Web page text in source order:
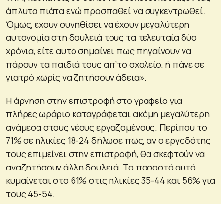
άπλυτα πιάτα ενώ προσπαθεί να συγκεντρωθεί.
Όμως, έχουν συνηθίσει να έχουν μεγαλύτερη
αυτονομία στη δουλειά τους τα τελευταία δύο
χρόνια, είτε αυτό σημαίνει πως πηγαίνουν να
πάρουν τα παιδιά τους απ’το σχολείο, ή πάνε σε
γιατρό χωρίς να ζητήσουν άδεια».
Η άρνηση στην επιστροφή στο γραφείο για
πλήρες ωράριο καταγράφεται ακόμη μεγαλύτερη
ανάμεσα στους νέους εργαζομένους. Περίπου το
71% σε ηλικίες 18-24 δήλωσε πως, αν ο εργοδότης
τους επιμείνει στην επιστροφή, θα σκεφτούν να
αναζητήσουν άλλη δουλειά. Το ποσοστό αυτό
κυμαίνεται στο 61% στις ηλικίες 35-44 και 56% για
τους 45-54.